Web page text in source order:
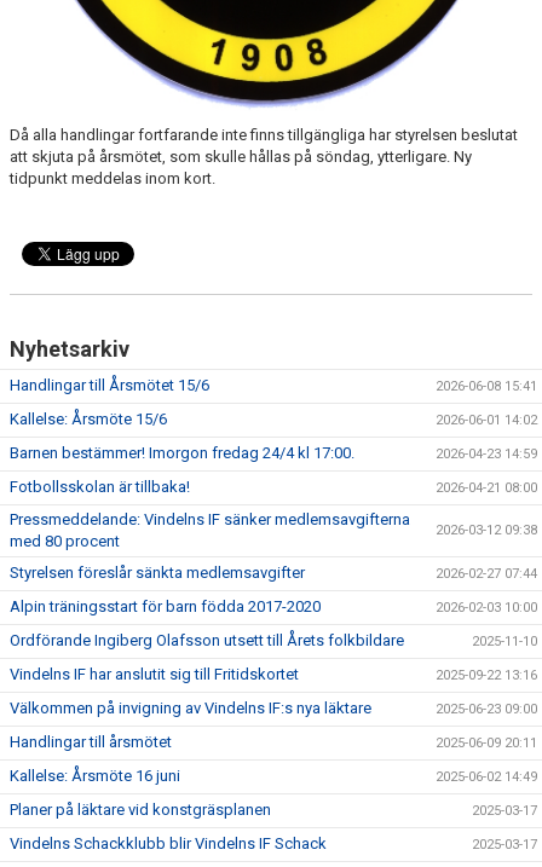
FRAMTIDSFONDEN
Då alla handlingar fortfarande inte finns tillgängliga har styrelsen beslutat
att skjuta på årsmötet, som skulle hållas på söndag, ytterligare. Ny
tidpunkt meddelas inom kort.
Nyhetsarkiv
Handlingar till Årsmötet 15/6 2026-06-08 15:41
Kallelse: Årsmöte 15/6 2026-06-01 14:02
Barnen bestämmer! Imorgon fredag 24/4 kl 17:00. 2026-04-23 14:59
Fotbollsskolan är tillbaka! 2026-04-21 08:00
Pressmeddelande: Vindelns IF sänker medlemsavgifterna
med 80 procent
2026-03-12 09:38
Styrelsen föreslår sänkta medlemsavgifter 2026-02-27 07:44
Alpin träningsstart för barn födda 2017-2020 2026-02-03 10:00
Ordförande Ingiberg Olafsson utsett till Årets folkbildare 2025-11-10
Vindelns IF har anslutit sig till Fritidskortet 2025-09-22 13:16
Välkommen på invigning av Vindelns IF:s nya läktare 2025-06-23 09:00
Handlingar till årsmötet 2025-06-09 20:11
Kallelse: Årsmöte 16 juni 2025-06-02 14:49
Planer på läktare vid konstgräsplanen 2025-03-17
Vindelns Schackklubb blir Vindelns IF Schack 2025-03-17